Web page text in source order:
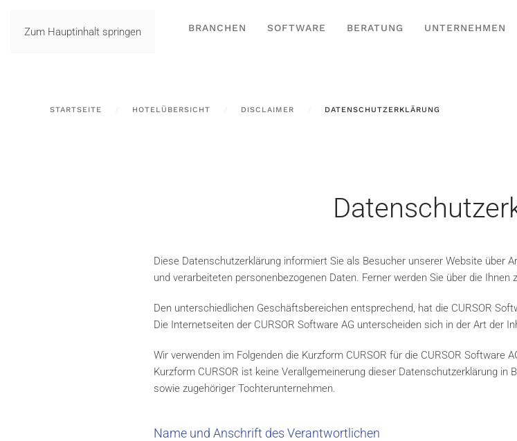
Zum Hauptinhalt springen BRANCHEN SOFTWARE BERATUNG UNTERNEHMEN
STARTSEITE HOTELÜBERSICHT DISCLAIMER DATENSCHUTZERKLÄRUNG
Diese Datenschutzerklärung informiert Sie als Besucher unserer Website über
und verarbeiteten personenbezogenen Daten. Ferner werden Sie über die Ihnen
Den unterschiedlichen Geschäftsbereichen entsprechend, hat die CURSOR
Die Internetseiten der CURSOR Software AG unterscheiden sich in der Art der
Wir verwenden im Folgenden die Kurzform CURSOR für die CURSOR Software
Kurzform CURSOR ist keine Verallgemeinerung dieser Datenschutzerklärung in
sowie zugehöriger Tochterunternehmen.
Name und Anschrift des Verantwortlichen